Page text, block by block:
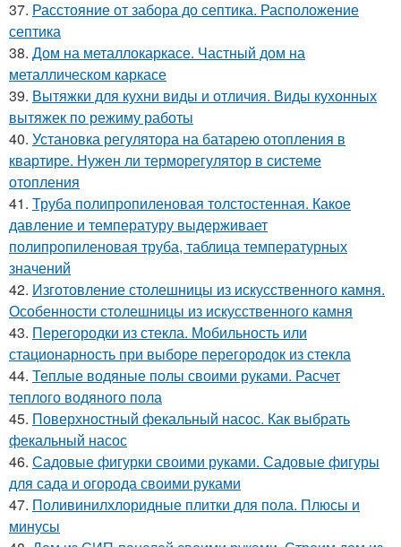
37. Расстояние от забора до септика. Расположение
септика
38. Дом на металлокаркасе. Частный дом на
металлическом каркасе
39. Вытяжки для кухни виды и отличия. Виды кухонных
вытяжек по режиму работы
40. Установка регулятора на батарею отопления в
квартире. Нужен ли терморегулятор в системе
отопления
41. Труба полипропиленовая толстостенная. Какое
давление и температуру выдерживает
полипропиленовая труба, таблица температурных
значений
42. Изготовление столешницы из искусственного камня.
Особенности столешницы из искусственного камня
43. Перегородки из стекла. Мобильность или
стационарность при выборе перегородок из стекла
44. Теплые водяные полы своими руками. Расчет
теплого водяного пола
45. Поверхностный фекальный насос. Как выбрать
фекальный насос
46. Садовые фигурки своими руками. Садовые фигуры
для сада и огорода своими руками
47. Поливинилхлоридные плитки для пола. Плюсы и
минусы